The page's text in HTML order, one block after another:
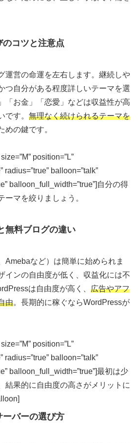
コツと注意点
運営の命運を左右します。継続しや
つ自分がある程度詳しいテーマを選
「お金」「恋愛」などは収益性が高
です。 無理なく続けられるテーマを
めの鍵です。
position=”L”
radius=”true” balloon=”talk”
balloon_full_width=”true”]自分の得
ーマを絞りましょう。
無料ブログの違い
Amebaなど）は簡単に始められま
インの自由度が低く、収益化には不
は自由度が高く、 広告やアフ
由。長期的に稼ぐならWordPressが
position=”L”
radius=”true” balloon=”talk”
balloon_full_width=”true”]最初は少
結果的に自由度の高さがメリットに
バーの選び方